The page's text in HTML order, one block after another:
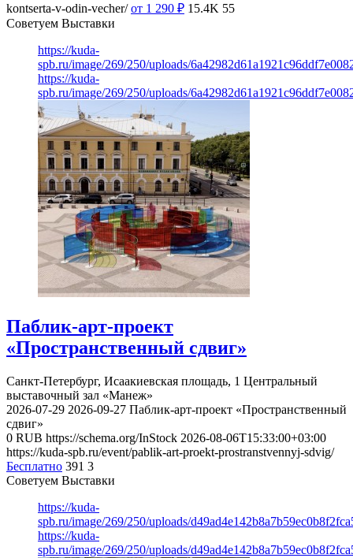
kontserta-v-odin-vecher/ от 1 290 ₽ 15.4K 55
Советуем Выставки
https://kuda-
spb.ru/image/269/250/uploads/
https://kuda-
spb.ru/image/269/250/uploads/
Паблик-арт-проект
«Пространственный сдвиг»
Санкт-Петербург, Исаакиевская площадь, 1 Центральный
выставочный зал «Манеж»
2026-07-29 2026-09-27 Паблик-арт-проект «Пространственный
сдвиг»
0 RUB https://schema.org/InStock 2026-08-06T15:33:00+03:00
https://kuda-spb.ru/event/pablik-art-proekt-prostranstvennyj-sdvig/
Бесплатно 391 3
Советуем Выставки
https://kuda-
spb.ru/image/269/250/uploads/
https://kuda-
spb.ru/image/269/250/uploads/